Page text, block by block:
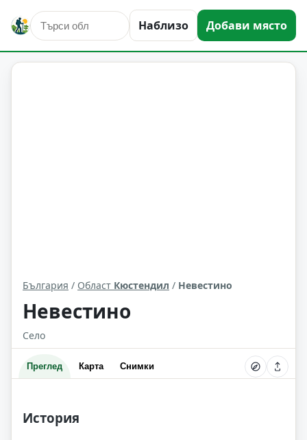
Наблизо Добави място
Невестино Област: Кюстендил
България / Област Кюстендил / Невестино
Невестино
Село
Преглед Карта Снимки
История